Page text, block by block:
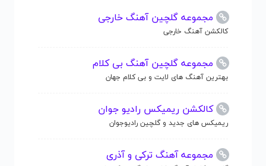
مجموعه گلچین آهنگ خارجی
کالکشن آهنگ خارجی
مجموعه گلچین آهنگ بی کلام
بهترین آهنگ های لایت و بی کلام جهان
کالکشن ریمیکس رادیو جوان
ریمیکس های جدید و گلچین رادیوجوان
مجموعه آهنگ ترکی و آذری